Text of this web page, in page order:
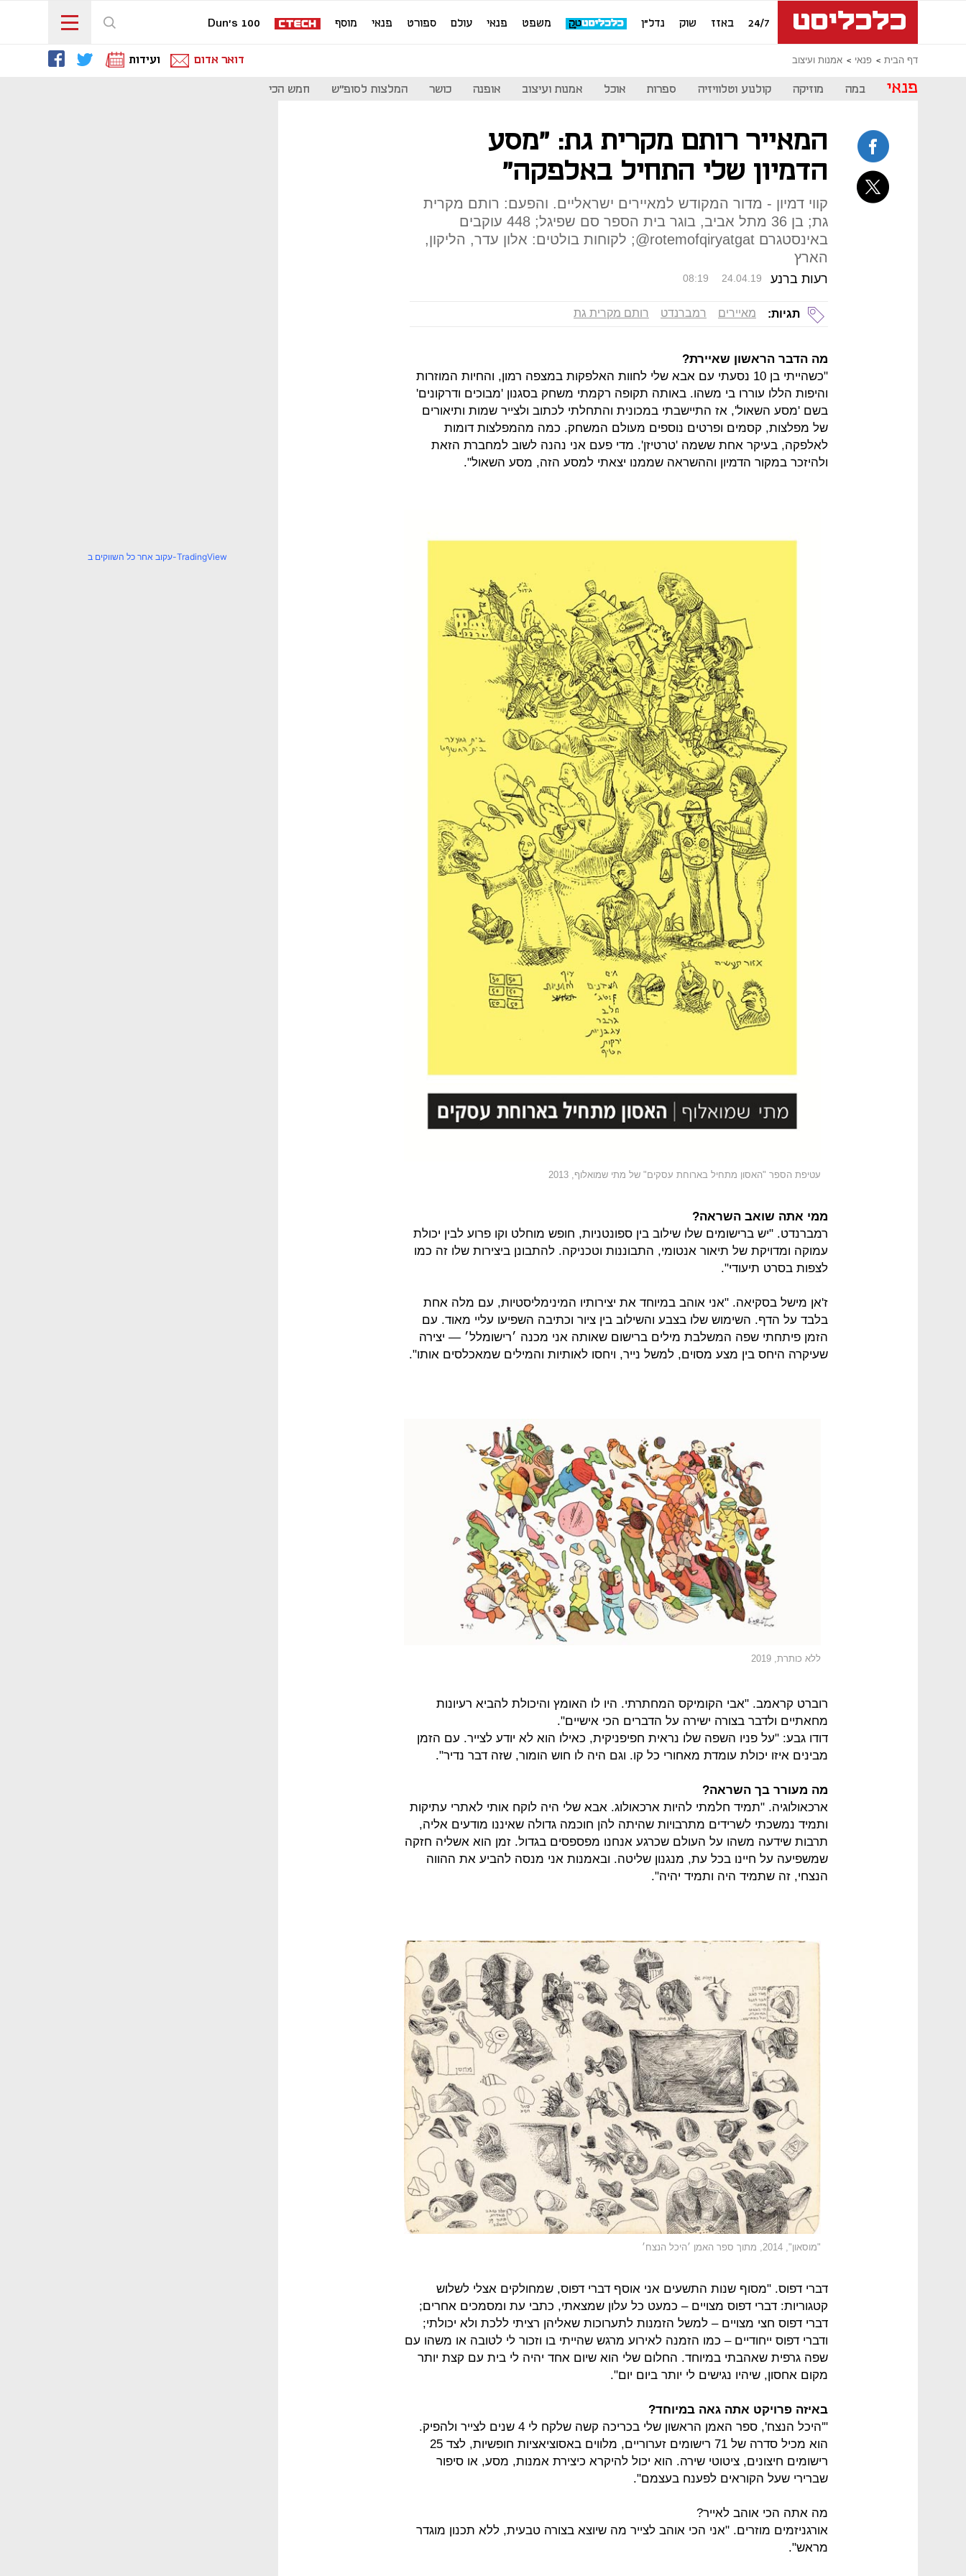
24/7 באזז שוק נדל"ן משפט פנאי עולם ספורט פנאי מוסף Dun's 100
דף הבית פנאי אמנות ועיצוב דואר אדום ועידות
פנאי במה מוזיקה קולנוע וטלוויזיה ספרות אוכל אמנות ועיצוב אופנה כושר המלצות לסופ"ש חמש הכי
המאייר רותם מקרית גת: "מסע
הדמיון שלי התחיל באלפקה"
קווי דמיון - מדור המקודש למאיירים ישראליים. והפעם: רותם מקרית
גת; בן 36 מתל אביב, בוגר בית הספר סם שפיגל; 448 עוקבים
באינסטגרם rotemofqiryatgat@; לקוחות בולטים: אלון עדר, הליקון,
הארץ
רעות ברנע 08:19 24.04.19
תגיות: מאיירים רמברנדט רותם מקרית גת
מה הדבר הראשון שאיירת?
"כשהייתי בן 10 נסעתי עם אבא שלי לחוות האלפקות במצפה רמון, והחיות המוזרות
והיפות הללו עוררו בי משהו. באותה תקופה רקמתי משחק בסגנון 'מבוכים ודרקונים'
בשם 'מסע השאול', אז התיישבתי במכונית והתחלתי לכתוב ולצייר שמות ותיאורים
של מפלצות, קסמים ופרטים נוספים מעולם המשחק. כמה מהמפלצות דומות
לאלפקה, בעיקר אחת ששמה 'טרטיזן'. מדי פעם אני נהנה לשוב למחברת הזאת
ולהיזכר במקור הדמיון וההשראה שממנו יצאתי למסע הזה, מסע השאול".
עטיפת הספר "האסון מתחיל בארוחת עסקים" של מתי שמואלוף, 2013
ממי אתה שואב השראה?
רמברנדט. "יש ברישומים שלו שילוב בין ספונטניות, חופש מוחלט וקו פרוע לבין יכולת
עמוקה ומדויקת של תיאור אנטומי, התבוננות וטכניקה. להתבונן ביצירות שלו זה כמו
לצפות בסרט תיעודי".
ז'אן מישל בסקיאה. "אני אוהב במיוחד את יצירותיו המינימליסטיות, עם מלה אחת
בלבד על הדף. השימוש שלו בצבע והשילוב בין ציור וכתיבה השפיעו עליי מאוד. עם
הזמן פיתחתי שפה המשלבת מילים ברישום שאותה אני מכנה ׳רישומלל׳ — יצירה
שעיקרה היחס בין מצע מסוים, למשל נייר, ויחסו לאותיות והמילים שמאכלסים אותו".
ללא כותרת, 2019
רוברט קראמב. "אבי הקומיקס המחתרתי. היו לו האומץ והיכולת להביא רעיונות
מחאתיים ולדבר בצורה ישירה על הדברים הכי אישיים".
דודו גבע: "על פניו השפה שלו נראית חפיפניקית, כאילו הוא לא יודע לצייר. עם הזמן
מבינים איזו יכולת עומדת מאחורי כל קו. וגם היה לו חוש הומור, שזה דבר נדיר".
מה מעורר בך השראה?
ארכאולוגיה. "תמיד חלמתי להיות ארכאולוג. אבא שלי היה לוקח אותי לאתרי עתיקות
ותמיד נמשכתי לשרידים מתרבויות שהיתה להן חוכמה גדולה שאיננו מודעים אליה,
תרבות שידעה משהו על העולם שכרגע אנחנו מפספסים בגדול. זמן הוא אשליה חזקה
שמשפיעה על חיינו בכל עת, מנגנון שליטה. ובאמנות אני מנסה להביע את ההווה
הנצחי, זה שתמיד היה ותמיד יהיה".
"מוסאון", 2014, מתוך ספר האמן ׳היכל הנצח׳
דברי דפוס. "מסוף שנות התשעים אני אוסף דברי דפוס, שמחולקים אצלי לשלוש
קטגוריות: דברי דפוס מצויים – כמעט כל עלון שמצאתי, כתבי עת ומסמכים אחרים;
דברי דפוס חצי מצויים – למשל הזמנות לתערוכות שאליהן רציתי ללכת ולא יכולתי;
ודברי דפוס ייחודיים – כמו הזמנה לאירוע מרגש שהייתי בו וזכור לי לטובה או משהו עם
שפה גרפית שאהבתי במיוחד. החלום שלי הוא שיום אחד יהיה לי בית עם קצת יותר
מקום אחסון, שיהיו נגישים לי יותר ביום יום".
באיזה פרויקט אתה גאה במיוחד?
"'היכל הנצח', ספר האמן הראשון שלי בכריכה קשה שלקח לי 4 שנים לצייר ולהפיק.
הוא מכיל סדרה של 71 רישומים זערוריים, מלווים באסוציאציות חופשיות, לצד 25
רישומים חיצונים, ציטוטי שירה. הוא יכול להיקרא כיצירת אמנות, מסע, או סיפור
שברירי שעל הקוראים לפענח בעצמם".
מה אתה הכי אוהב לאייר?
אורגניזמים מוזרים. "אני הכי אוהב לצייר מה שיוצא בצורה טבעית, ללא תכנון מוגדר
מראש".
עקוב אחר כל השווקים ב-TradingView